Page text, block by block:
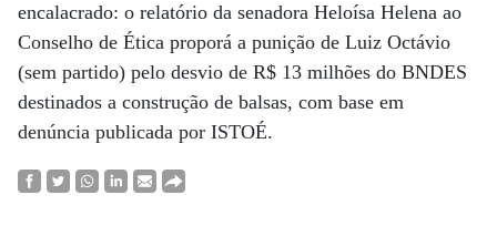
encalacrado: o relatório da senadora Heloísa Helena ao
Conselho de Ética proporá a punição de Luiz Octávio
(sem partido) pelo desvio de R$ 13 milhões do BNDES
destinados a construção de balsas, com base em
denúncia publicada por ISTOÉ.